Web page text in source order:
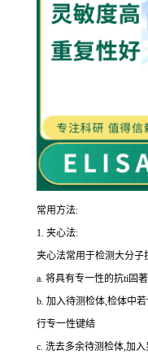
常用方法:
1. 夹心法:
夹心法常用于检测大分子
a. 将具有专一性的抗ti固
b. 加入待测检体,检体中
行专一性键结
c. 洗去多余待测检体,加